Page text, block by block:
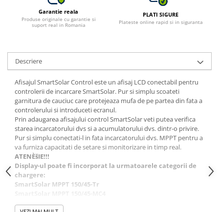
Garantie reala
Produse originale cu garantie si
suport real in Romania
PLATI SIGURE
Plateste online rapid si in siguranta
Descriere
Afisajul SmartSolar Control este un afisaj LCD conectabil pentru
controlerii de incarcare SmartSolar. Pur si simplu scoateti
garnitura de cauciuc care protejeaza mufa de pe partea din fata a
controlerului si introduceti ecranul.
Prin adaugarea afisajului control SmartSolar veti putea verifica
starea incarcatorului dvs si a acumulatorului dvs. dintr-o privire.
Pur si simplu conectati-l in fata incarcatorului dvs. MPPT pentru a
va furniza capacitati de setare si monitorizare in timp real.
ATENÈšIE!!!
Display-ul poate fi incorporat la urmatoarele categorii de
chargere:
SmartSolar MPPT 150/45-Tr
SmartSolar MPPT 150/60-Tr